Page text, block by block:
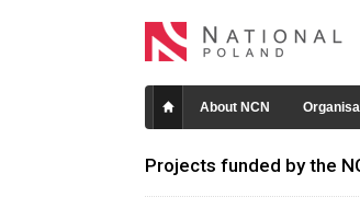
About NCN
Projects funded by the